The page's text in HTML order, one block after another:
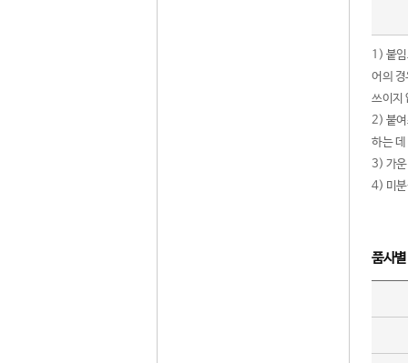
1) 붙
어의
쓰이지
2) 붙여
하는
3) 가운
4) 미분
품사